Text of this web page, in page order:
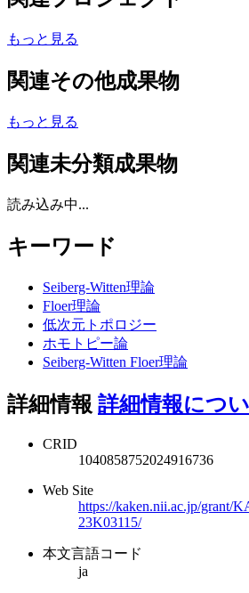
もっと見る
関連その他成果物
もっと見る
関連未分類成果物
読み込み中...
キーワード
Seiberg-Witten理論
Floer理論
低次元トポロジー
ホモトピー論
Seiberg-Witten Floer理論
詳細情報 詳細情報につ
CRID
1040858752024916736
Web Site
https://kaken.nii.ac.jp/grant/
23K03115/
本文言語コード
ja